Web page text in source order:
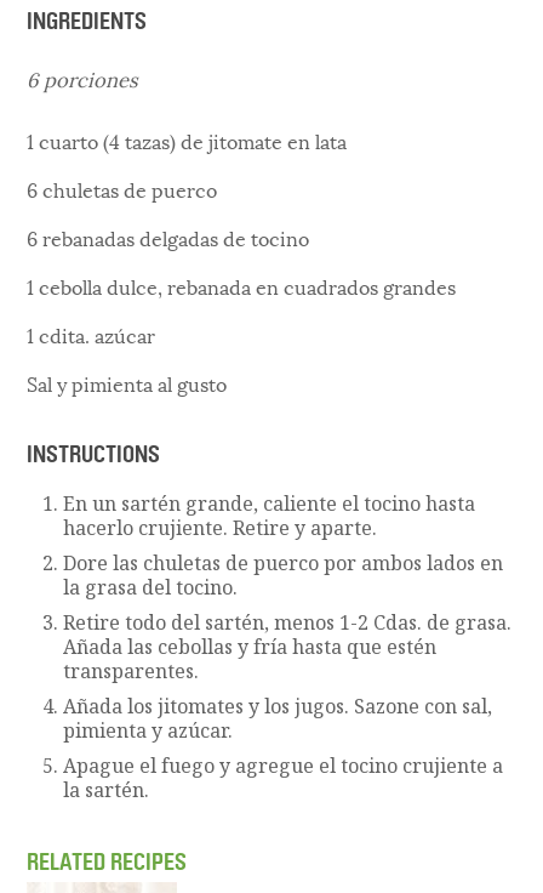
INGREDIENTS
6 porciones
1 cuarto (4 tazas) de jitomate en lata
6 chuletas de puerco
6 rebanadas delgadas de tocino
1 cebolla dulce, rebanada en cuadrados grandes
1 cdita. azúcar
Sal y pimienta al gusto
INSTRUCTIONS
En un sartén grande, caliente el tocino hasta
hacerlo crujiente. Retire y aparte.
Dore las chuletas de puerco por ambos lados en
la grasa del tocino.
Retire todo del sartén, menos 1-2 Cdas. de grasa.
Añada las cebollas y fría hasta que estén
transparentes.
Añada los jitomates y los jugos. Sazone con sal,
pimienta y azúcar.
Apague el fuego y agregue el tocino crujiente a
la sartén.
RELATED RECIPES